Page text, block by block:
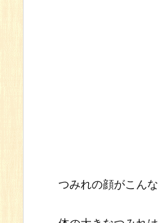
つみれの顔がこん